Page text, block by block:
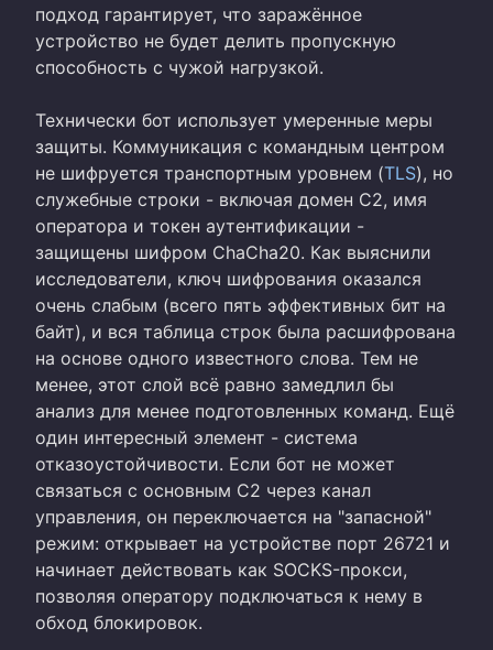
подход гарантирует, что заражённое
устройство не будет делить пропускную
способность с чужой нагрузкой.
Технически бот использует умеренные меры
защиты. Коммуникация с командным центром
не шифруется транспортным уровнем (TLS), но
служебные строки - включая домен C2, имя
оператора и токен аутентификации -
защищены шифром ChaCha20. Как выяснили
исследователи, ключ шифрования оказался
очень слабым (всего пять эффективных бит на
байт), и вся таблица строк была расшифрована
на основе одного известного слова. Тем не
менее, этот слой всё равно замедлил бы
анализ для менее подготовленных команд. Ещё
один интересный элемент - система
отказоустойчивости. Если бот не может
связаться с основным C2 через канал
управления, он переключается на "запасной"
режим: открывает на устройстве порт 26721 и
начинает действовать как SOCKS-прокси,
позволяя оператору подключаться к нему в
обход блокировок.